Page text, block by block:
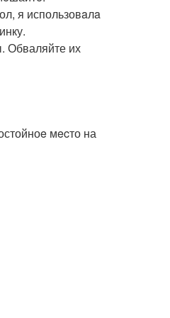
я использовaлa
Обваляйте их
мecто на